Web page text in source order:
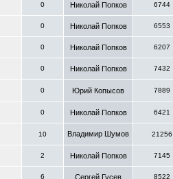
0 Николай Попков 6744
0 Николай Попков 6553
0 Николай Попков 6207
0 Николай Попков 7432
0 Юрий Копысов 7889
0 Николай Попков 6421
10 Владимир Шумов 21256
2 Николай Попков 7145
6 Сергей Гусев 8522